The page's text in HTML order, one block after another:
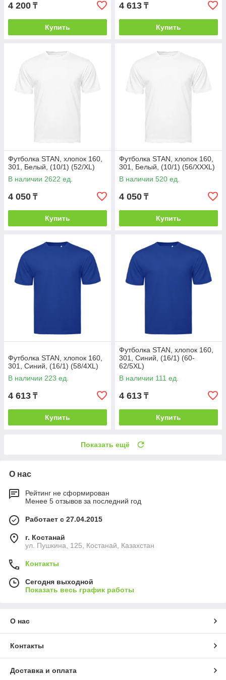
4 200 ₸
Купить
4 613 ₸
Купить
Футболка STAN, хлопок 160,
301, Белый, (10/1) (52/XL)
В наличии 2622 ед.
4 050 ₸
Купить
Футболка STAN, хлопок 160,
301, Белый, (10/1) (56/XXXL)
В наличии 520 ед.
4 050 ₸
Купить
Футболка STAN, хлопок 160,
301, Синий, (16/1) (58/4XL)
В наличии 223 ед.
4 613 ₸
Купить
Футболка STAN, хлопок 160,
301, Синий, (16/1) (60-
62/5XL)
В наличии 111 ед.
4 613 ₸
Купить
Показать ещё
О нас
Рейтинг не сформирован
Менее 5 отзывов за последний год
Работает с 27.04.2015
г. Костанай
ул. Пушкина, 125, Костанай, Казахстан
Контакты
Сегодня выходной
Показать весь график работы
О нас
Контакты
Доставка и оплата